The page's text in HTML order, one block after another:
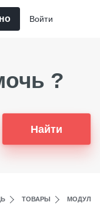
Войти
?
Найти
ТОВАРЫ МОДУЛИ